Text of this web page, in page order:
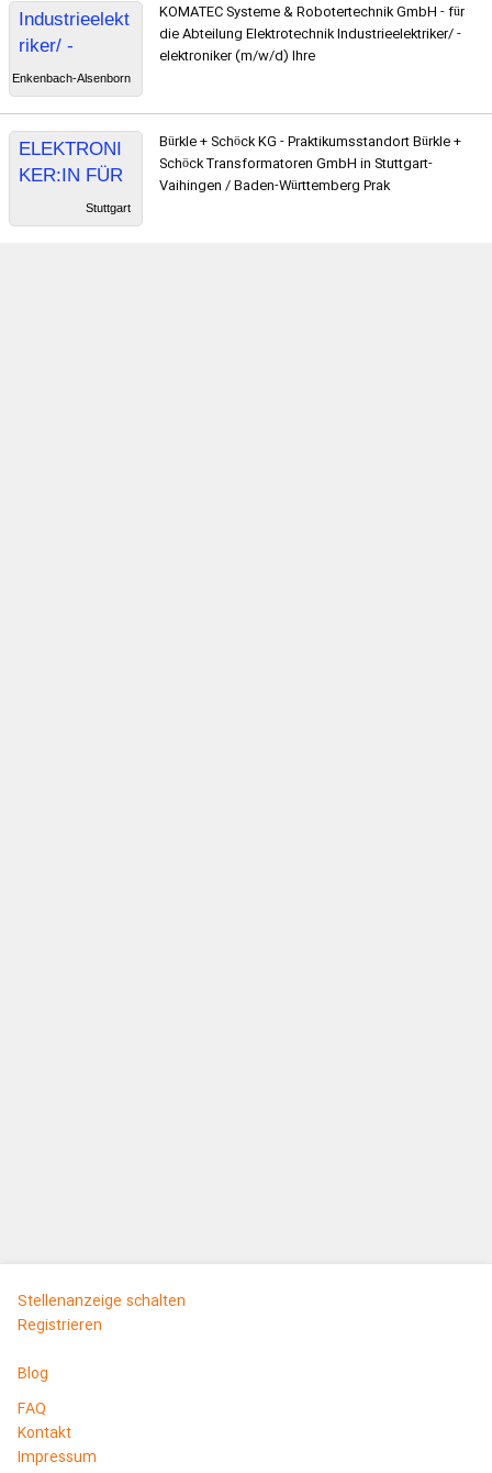
Engineering
Operations
Industrieelekt
riker/ -
elektroniker
Enkenbach-Alsenborn
KOMATEC Systeme & Robotertechnik GmbH - für
die Abteilung Elektrotechnik Industrieelektriker/ -
elektroniker (m/w/d) Ihre
ELEKTRONI
KER:IN FÜR
MASCHINEN
UND
Stuttgart
Bürkle + Schöck KG - Praktikumsstandort Bürkle +
Schöck Transformatoren GmbH in Stuttgart-
Vaihingen / Baden-Württemberg Prak
Stellenanzeige schalten
Registrieren
Blog
FAQ
Kontakt
Impressum